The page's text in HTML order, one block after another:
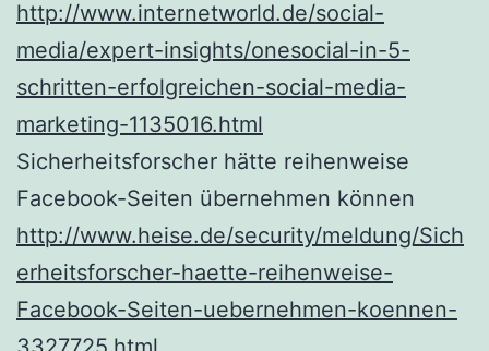
http://www.internetworld.de/social-
media/expert-insights/onesocial-in-5-
schritten-erfolgreichen-social-media-
marketing-1135016.html
Sicherheitsforscher hätte reihenweise
Facebook-Seiten übernehmen können
http://www.heise.de/security/meldung/Sich
erheitsforscher-haette-reihenweise-
Facebook-Seiten-uebernehmen-koennen-